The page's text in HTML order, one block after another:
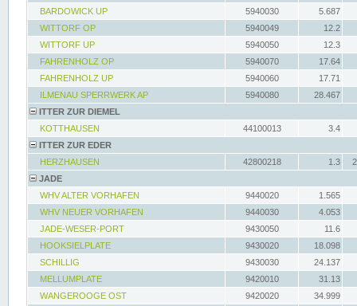
BARDOWICK UP
5940030
5.687
WITTORF OP
5940049
12.2
WITTORF UP
5940050
12.3
FAHRENHOLZ OP
5940070
17.64
FAHRENHOLZ UP
5940060
17.71
ILMENAU SPERRWERK AP
5940080
28.467
ITTER ZUR DIEMEL
KOTTHAUSEN
44100013
3.4
ITTER ZUR EDER
HERZHAUSEN
42800218 1.3
JADE
WHV ALTER VORHAFEN
9440020
1.565
WHV NEUER VORHAFEN
9440030
4.053
JADE-WESER-PORT
9430050
11.6
HOOKSIELPLATE
9430020
18.098
SCHILLIG
9430030
24.137
MELLUMPLATE
9420010
31.13
WANGEROOGE OST
9420020
34.999